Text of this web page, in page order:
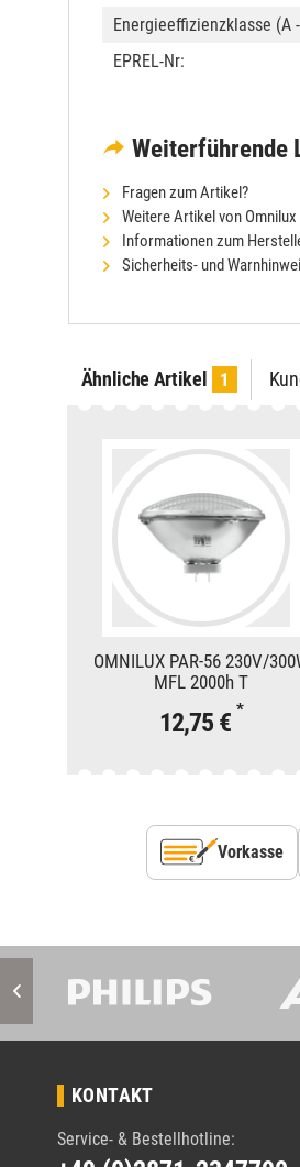
Energieeffizienzklasse (A
EPREL-Nr:
Weiterführende
Fragen zum Artikel?
Weitere Artikel von Omnilux
Informationen zum
Sicherheits- und
Ähnliche Artikel 1
OMNILUX PAR-56 230V/
MFL 2000h T
12,75 € *
Vorkasse
KONTAKT
Service- & Bestellhotline: